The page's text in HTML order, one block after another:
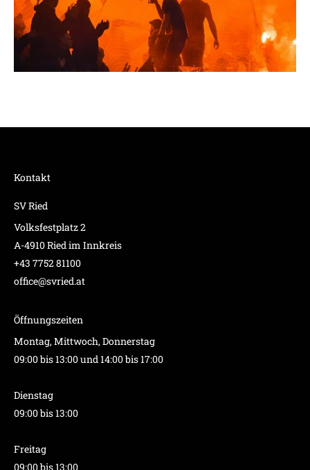
Kontakt
SV Ried
Volksfestplatz 2
A-4910 Ried im Innkreis
+43 7752 81100
office@svried.at
Öffnungszeiten
Montag, Mittwoch, Donnerstag
09:00 bis 13:00 und 14:00 bis 17:00
Dienstag
09:00 bis 13:00
Freitag
09:00 bis 13:00